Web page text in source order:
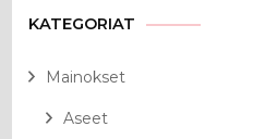
KATEGORIAT
Mainokset
Aseet